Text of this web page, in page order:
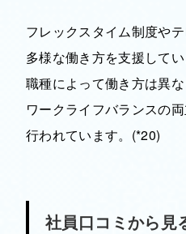
フレックスタイム制度や
多様な働き方を支援してい
職種によって働き方は異
ワークライフバランスの
行われています。(*20)
社員口コミから見